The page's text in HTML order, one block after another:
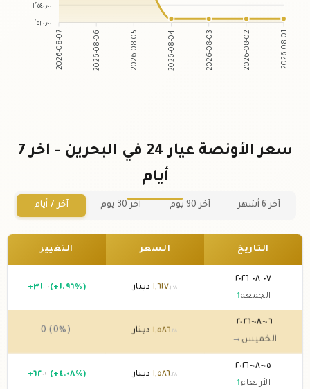
١٬٥٤٠٫٠٠
١٬٥٢٠٫٠٠
2026-08-07 2026-08-06 2026-08-05 2026-08-04 2026-08-03 2026-08-02 2026-08-01
سعر الأونصة عيار 24 في البحرين - اخر 7
أيام
آخر 6 أشهر آخر 90 يوم آخر 30 يوم آخر 7 أيام
التاريخ السعر التغيير
٠٧-٠٨-٢٠٢٦
الجمعة↑
١,٦١٧.٣٨ دينار +٣١ .١٠ (+١.٩٦%)
٠٦-٠٨-٢٠٢٦
الخميس →
١,٥٨٦ .٢٨ دينار 0 (0%)
٠٥-٠٨-٢٠٢٦
الأربعاء↑
١,٥٨٦ .٢٨ دينار +٦٢ .٢١ (+٤.٠٨%)